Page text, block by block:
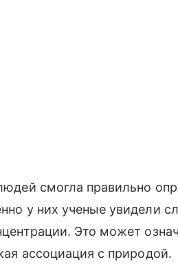
смогла правильно
у них ученые увидели
Это может
ассоциация с природой.